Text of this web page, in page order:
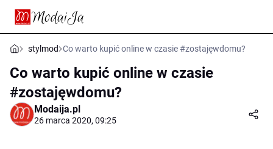
stylmod Co warto kupić online w czasie #zostajęwdomu?
Co warto kupić online w czasie
#zostajęwdomu?
Modaija.pl
26 marca 2020, 09:25